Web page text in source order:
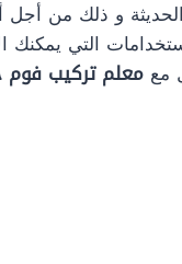
و ذلك من
التي
مع معلم تركيب فوم